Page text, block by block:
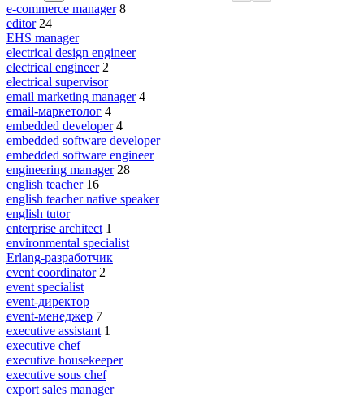
e-commerce manager 8
editor 24
EHS manager
electrical design engineer
electrical engineer 2
electrical supervisor
email marketing manager 4
email-маркетолог 4
embedded developer 4
embedded software developer
embedded software engineer
engineering manager 28
english teacher 16
english teacher native speaker
english tutor
enterprise architect 1
environmental specialist
Erlang-разработчик
event coordinator 2
event specialist
event-директор
event-менеджер 7
executive assistant 1
executive chef
executive housekeeper
executive sous chef
export sales manager